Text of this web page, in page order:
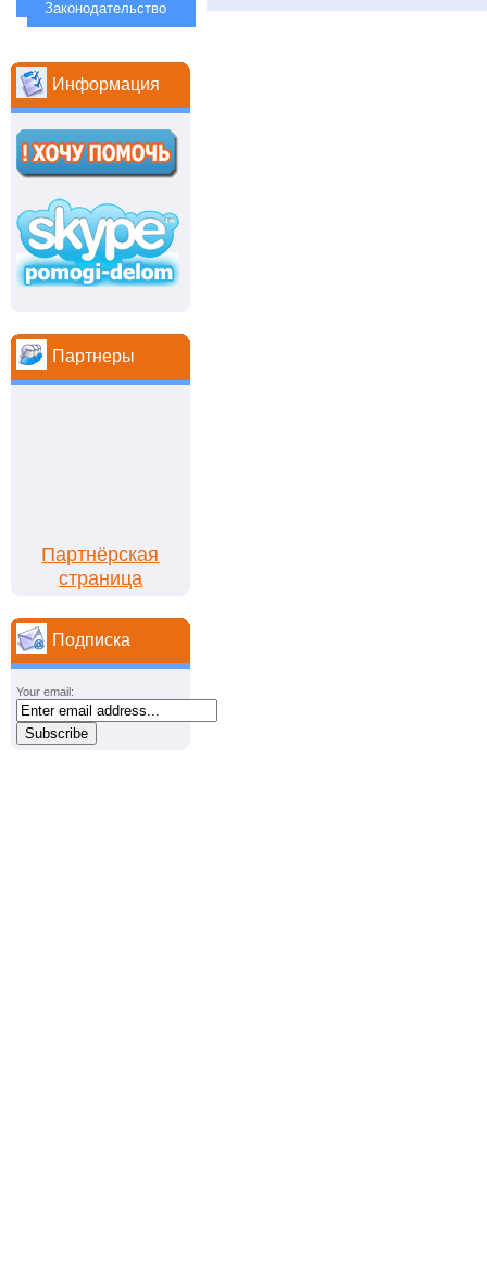
Законодательство
Информация
Партнеры
Партнёрская
страница
Подписка
Your email: